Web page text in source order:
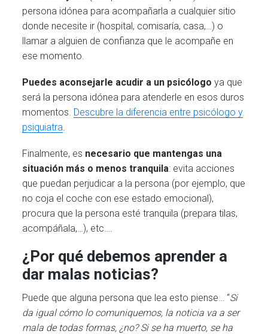
persona idónea para acompañarla a cualquier sitio
donde necesite ir (hospital, comisaría, casa,…) o
llamar a alguien de confianza que le acompañe en
ese momento.
Puedes aconsejarle acudir a un psicólogo ya que
será la persona idónea para atenderle en esos duros
momentos. Descubre la diferencia entre psicólogo y
psiquiatra.
Finalmente, es necesario que mantengas una
situación más o menos tranquila: evita acciones
que puedan perjudicar a la persona (por ejemplo, que
no coja el coche con ese estado emocional),
procura que la persona esté tranquila (prepara tilas,
acompáñala,…), etc….
¿Por qué debemos aprender a
dar malas noticias?
Puede que alguna persona que lea esto piense… “Si
da igual cómo lo comuniquemos, la noticia va a ser
mala de todas formas, ¿no? Si se ha muerto, se ha